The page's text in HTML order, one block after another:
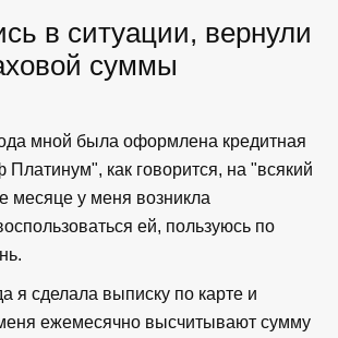
в ситуации, вернули
суммы
мной была оформлена кредитная
Платинум", как говорится, на "всякий
месяце у меня возникла
ей, пользуюсь по
я сделала выписку по карте и
ежемесячно высчитывают сумму